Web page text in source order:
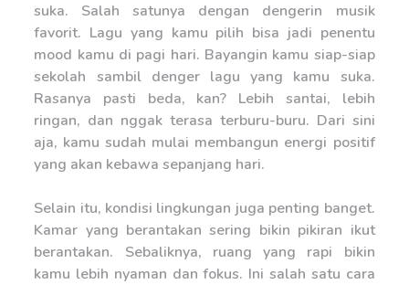
suka. Salah satunya dengan dengerin musik
favorit. Lagu yang kamu pilih bisa jadi penentu
mood kamu di pagi hari. Bayangin kamu siap-siap
sekolah sambil denger lagu yang kamu suka.
Rasanya pasti beda, kan? Lebih santai, lebih
ringan, dan nggak terasa terburu-buru. Dari sini
aja, kamu sudah mulai membangun energi positif
yang akan kebawa sepanjang hari.
Selain itu, kondisi lingkungan juga penting banget.
Kamar yang berantakan sering bikin pikiran ikut
berantakan. Sebaliknya, ruang yang rapi bikin
kamu lebih nyaman dan fokus. Ini salah satu cara